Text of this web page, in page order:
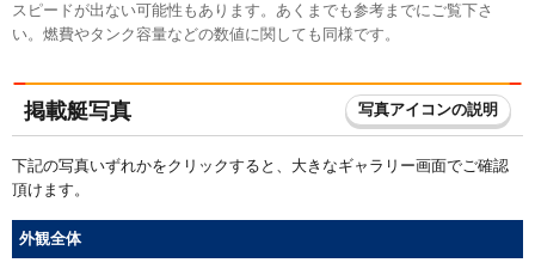
スピードが出ない可能性もあります。あくまでも参考までにご覧下さ
い。燃費やタンク容量などの数値に関しても同様です。
掲載艇写真 写真アイコンの説明
下記の写真いずれかをクリックすると、大きなギャラリー画面でご確認
頂けます。
外観全体